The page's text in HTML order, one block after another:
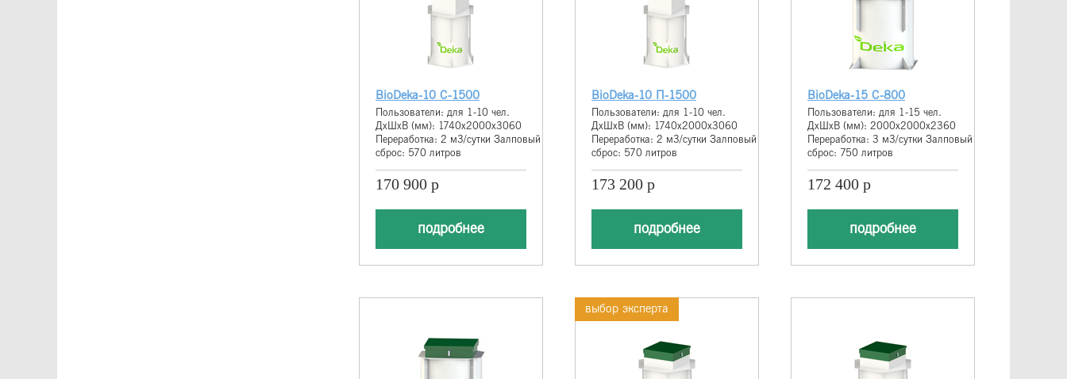
BioDeka-10 С-1500
Пользователи: для 1-10 чел.
ДхШхВ (мм): 1740х2000х3060
Переработка: 2 м3/сутки Залповый
сброс: 570 литров
170 900 р
подробнее
BioDeka-10 П-1500
Пользователи: для 1-10 чел.
ДхШхВ (мм): 1740х2000х3060
Переработка: 2 м3/сутки Залповый
сброс: 570 литров
173 200 р
подробнее
BioDeka-15 С-800
Пользователи: для 1-15 чел.
ДхШхВ (мм): 2000х2000х2360
Переработка: 3 м3/сутки Залповый
сброс: 750 литров
172 400 р
подробнее
выбор эксперта